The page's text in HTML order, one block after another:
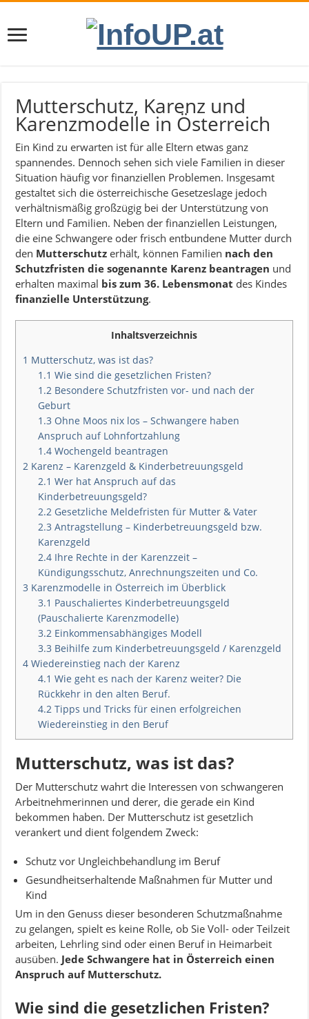
Mutterschutz, Karenz und
Karenzmodelle in Österreich
Ein Kind zu erwarten ist für alle Eltern etwas ganz
spannendes. Dennoch sehen sich viele Familien in dieser
Situation häufig vor finanziellen Problemen. Insgesamt
gestaltet sich die österreichische Gesetzeslage jedoch
verhältnismäßig großzügig bei der Unterstützung von
Eltern und Familien. Neben der finanziellen Leistungen,
die eine Schwangere oder frisch entbundene Mutter durch
den Mutterschutz erhält, können Familien nach den
Schutzfristen die sogenannte Karenz beantragen und
erhalten maximal bis zum 36. Lebensmonat des Kindes
finanzielle Unterstützung.
Inhaltsverzeichnis
1 Mutterschutz, was ist das?
1.1 Wie sind die gesetzlichen Fristen?
1.2Besondere Schutzfristen vor- und nach der
Geburt
1.3 Ohne Moos nix los – Schwangere haben
Anspruch auf Lohnfortzahlung
1.4Wochengeld beantragen
2 Karenz – Karenzgeld & Kinderbetreuungsgeld
2.1 Wer hat Anspruch auf das
Kinderbetreuungsgeld?
2.2Gesetzliche Meldefristen für Mutter & Vater
2.3 Antragstellung – Kinderbetreuungsgeld bzw.
Karenzgeld
2.4Ihre Rechte in der Karenzzeit –
Kündigungsschutz, Anrechnungszeiten und Co.
3 Karenzmodelle in Österreich im Überblick
3.1 Pauschaliertes Kinderbetreuungsgeld
(Pauschalierte Karenzmodelle)
3.2Einkommensabhängiges Modell
3.3 Beihilfe zum Kinderbetreuungsgeld / Karenzgeld
4 Wiedereinstieg nach der Karenz
4.1 Wie geht es nach der Karenz weiter? Die
Rückkehr in den alten Beruf.
4.2Tipps und Tricks für einen erfolgreichen
Wiedereinstieg in den Beruf
Mutterschutz, was ist das?
Der Mutterschutz wahrt die Interessen von schwangeren
Arbeitnehmerinnen und derer, die gerade ein Kind
bekommen haben. Der Mutterschutz ist gesetzlich
verankert und dient folgendem Zweck:
Schutz vor Ungleichbehandlung im Beruf
Gesundheitserhaltende Maßnahmen für Mutter und
Kind
Um in den Genuss dieser besonderen Schutzmaßnahme
zu gelangen, spielt es keine Rolle, ob Sie Voll- oder Teilzeit
arbeiten, Lehrling sind oder einen Beruf in Heimarbeit
ausüben. Jede Schwangere hat in Österreich einen
Anspruch auf Mutterschutz.
Wie sind die gesetzlichen Fristen?